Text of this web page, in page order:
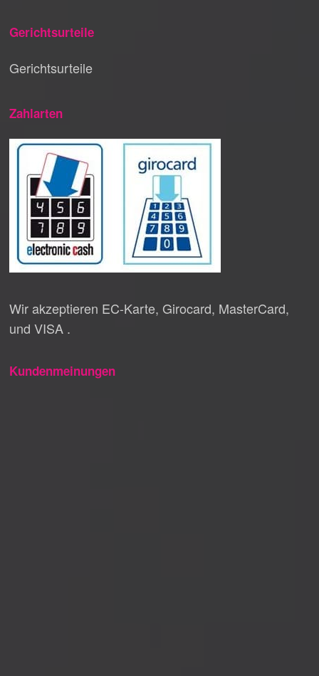
Gerichtsurteile
Gerichtsurteile
Zahlarten
Wir akzeptieren EC-Karte, Girocard, MasterCard,
und VISA .
Kundenmeinungen